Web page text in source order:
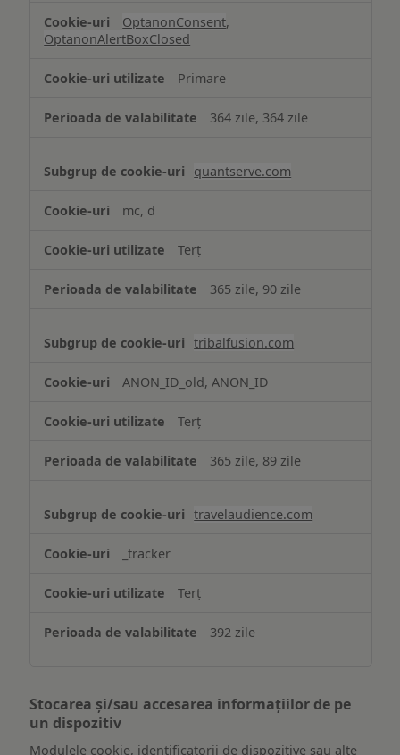
OptanonConsent,
OptanonAlertBoxClosed
Primare
364 zile, 364 zile
quantserve.com
mc, d
Terț
365 zile, 90 zile
tribalfusion.com
ANON_ID_old, ANON_ID
Terț
365 zile, 89 zile
travelaudience.com
_tracker
Terț
392 zile
Stocarea și/sau accesarea informațiilor de pe
un dispozitiv
Modulele cookie, identificatorii de dispozitive sau alte